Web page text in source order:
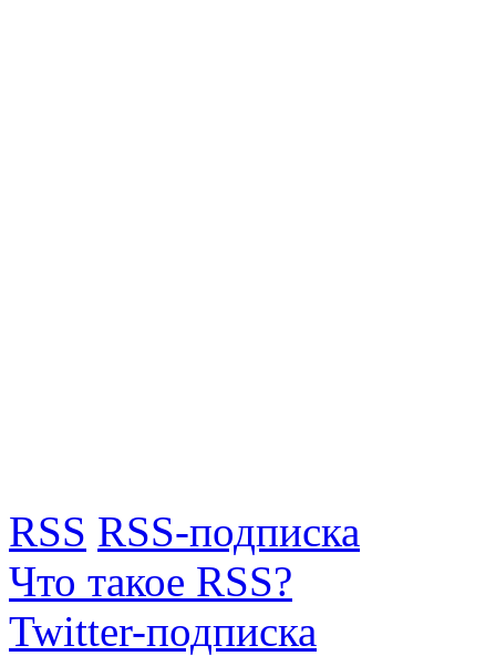
RSS RSS-подписка
Что такое RSS?
Twitter-подписка